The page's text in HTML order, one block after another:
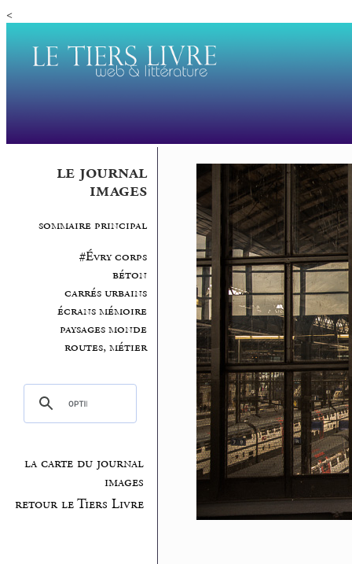
<
le journal
images
sommaire principal
#Évry corps
béton
carrés urbains
écrans mémoire
paysages monde
routes, métier
la carte du journal
images
retour le Tiers Livre